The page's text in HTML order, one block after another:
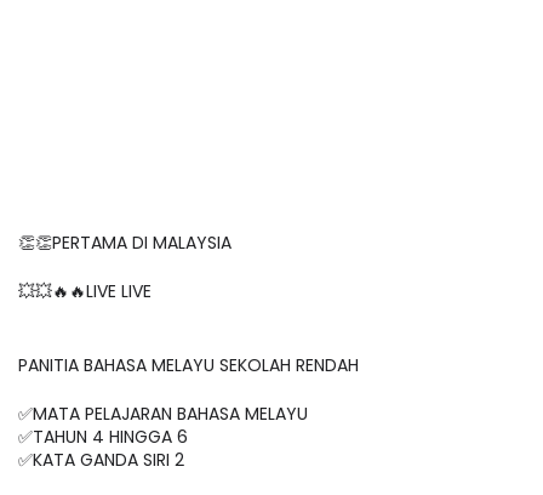
👏👏PERTAMA DI MALAYSIA
💥💥🔥🔥LIVE LIVE
PANITIA BAHASA MELAYU SEKOLAH RENDAH
✅MATA PELAJARAN BAHASA MELAYU
✅TAHUN 4 HINGGA 6
✅KATA GANDA SIRI 2